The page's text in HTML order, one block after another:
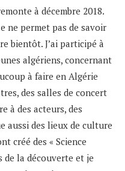
à décembre 2018.
ne permet pas de savoir
bientôt. J’ai participé à
algériens, concernant
à faire en Algérie
des salles de concert
à des acteurs, des
aussi des lieux de culture
créé des « Science
de la découverte et je